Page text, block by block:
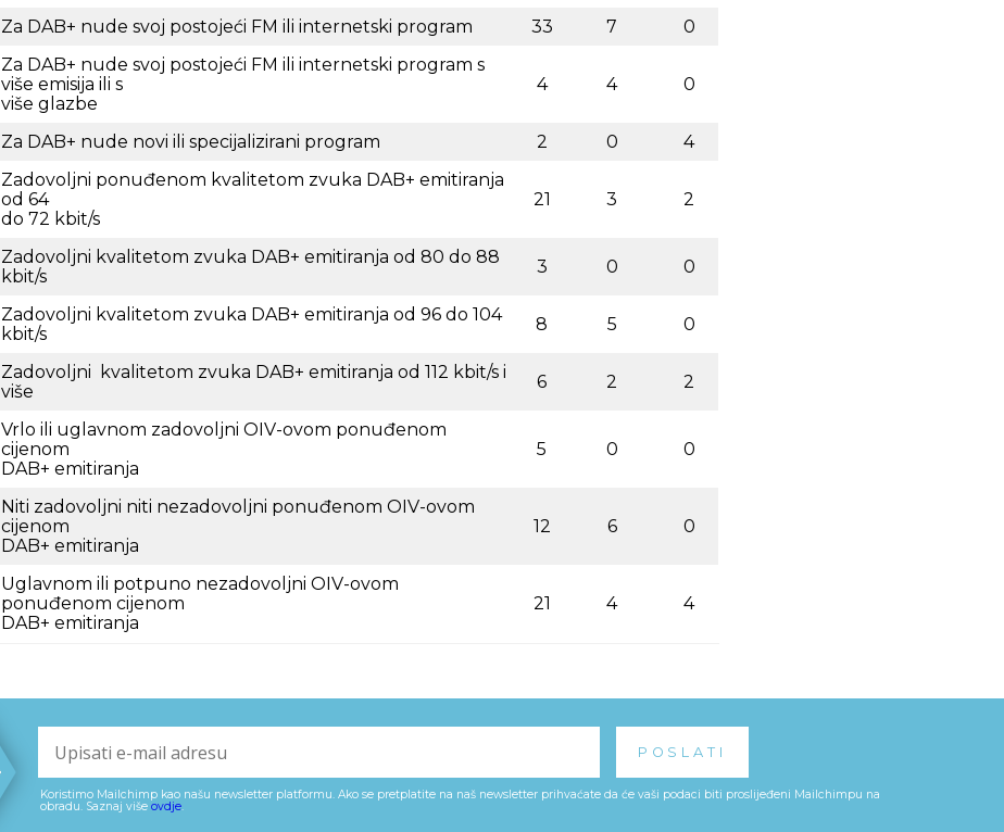
Za DAB+ nude svoj postojeći FM ili internetski program 33 7
0
Za DAB+ nude svoj postojeći FM ili internetski program s
više emisija ili s
više glazbe
4 4 0
Za DAB+ nude novi ili specijalizirani program 2 0
4
Zadovoljni ponuđenom kvalitetom zvuka DAB+ emitiranja
od 64
do 72 kbit/s
21 3 2
Zadovoljni kvalitetom zvuka DAB+ emitiranja od 80 do 88
kbit/s
3 0 0
Zadovoljni kvalitetom zvuka DAB+ emitiranja od 96 do 104
kbit/s
8 5 0
Zadovoljni kvalitetom zvuka DAB+ emitiranja od 112 kbit/s i
više
6 2 2
Vrlo ili uglavnom zadovoljni OIV-ovom ponuđenom
cijenom
DAB+ emitiranja
5 0 0
Niti zadovoljni niti nezadovoljni ponuđenom OIV-ovom
cijenom
DAB+ emitiranja
12 6 0
Uglavnom ili potpuno nezadovoljni OIV-ovom
ponuđenom cijenom
DAB+ emitiranja
21 4 4
Koristimo Mailchimp kao našu newsletter platformu. Ako se pretplatite na naš newsletter prihvaćate da će vaši podaci biti proslijeđeni Mailchimpu na
obradu. Saznaj više ovdje.